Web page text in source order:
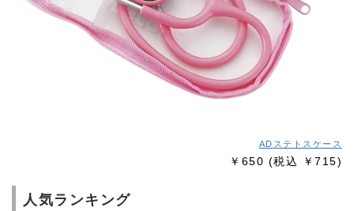
ADステトスケース
￥650 (税込 ￥715)
人気ランキング